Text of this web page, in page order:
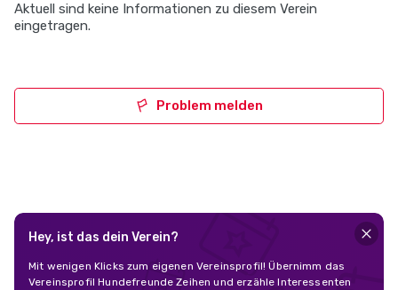
Aktuell sind keine Informationen zu diesem Verein
eingetragen.
Problem melden
Hey, ist das dein Verein?
Mit wenigen Klicks zum eigenen Vereinsprofil! Übernimm das
Vereinsprofil Hundefreunde Zeihen und erzähle Interessenten